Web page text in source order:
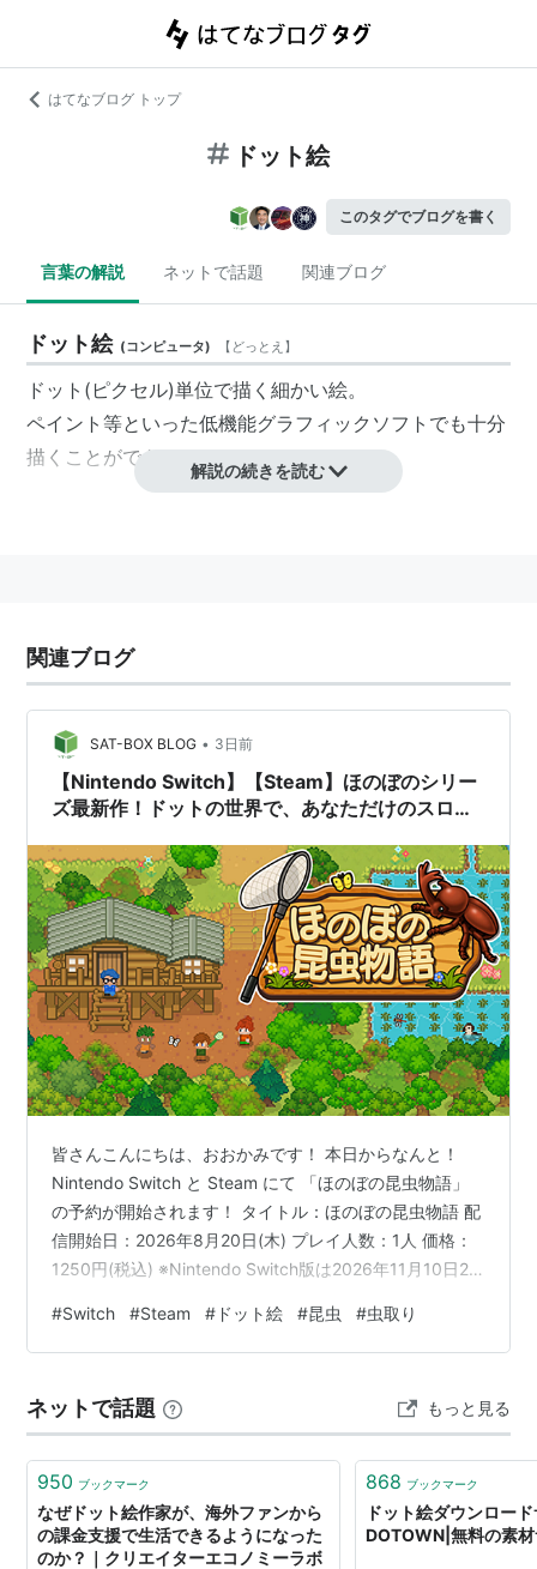
はてなブログ トップ
ドット絵
このタグでブログを書く
言葉の解説 ネットで話題 関連ブログ
ドット絵 (コンピュータ) 【どっとえ 】
ドット(ピクセル)単位で描く細かい絵。
ペイント等といった低機能グラフィックソフトでも十分
描くことができる。
解説の続きを読む
関連ブログ
SAT-BOX BLOG • 3日前
【Nintendo Switch】【Steam】ほのぼのシリー
ズ最新作！ドットの世界で、あなただけのスロー
始！！
皆さんこんにちは、おおかみです！ 本日からなんと！
Nintendo Switch と Steam にて 「ほのぼの昆虫物語」
の予約が開始されます！ タイトル：ほのぼの昆虫物語 配
信開始日：2026年8月20日(木) プレイ人数：1人 価格：
1250円(税込) ※Nintendo Switch版は2026年11月10日23
↓↓↓Nintendo Switch版はこちらから↓↓↓ store-
jp.nintendo.com ※Steam版「ほのぼの昆虫物語」は体験
加はこちらから↓↓↓ sto…
#Switch #Steam # ドット絵 #昆虫 #虫取り
ネットで話題 もっと見る
950 ブックマーク
なぜドット絵作家が、海外ファンから
の課金支援で生活できるようになった
のか？｜クリエイターエコノミーラボ
868 ブックマーク
ドット絵ダウンロー
DOTOWN|無料の素